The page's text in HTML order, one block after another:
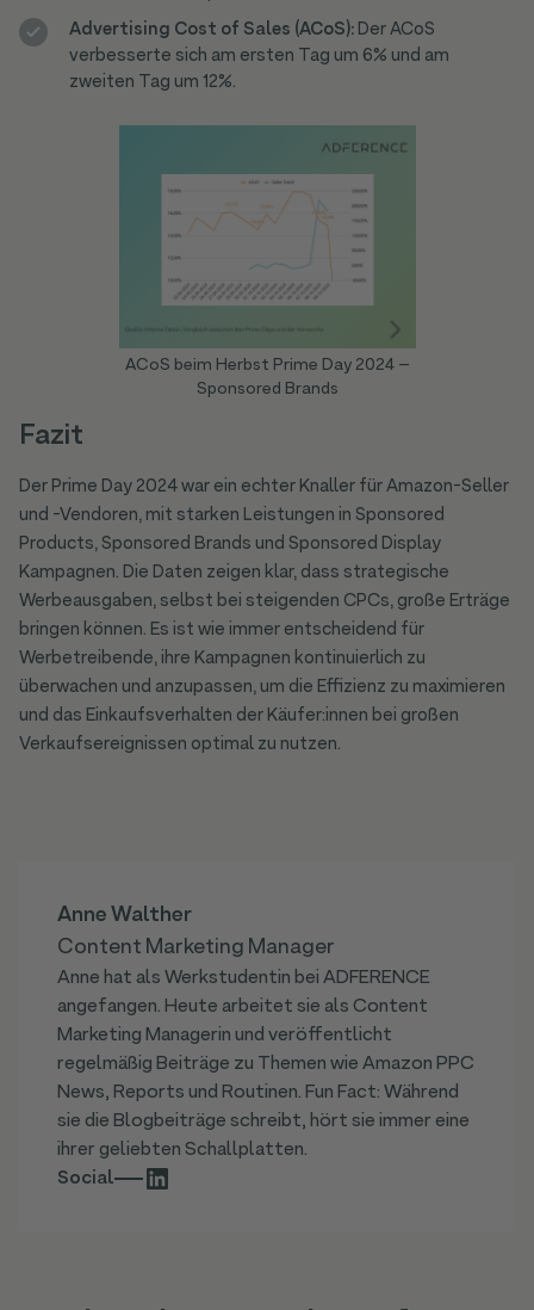
Advertising Cost of Sales (ACoS):Der ACoS
verbesserte sich am ersten Tag um 6% und am
zweiten Tag um 12%.
ACoS beim Herbst Prime Day 2024 –
Sponsored Brands
Fazit
Der Prime Day 2024 war ein echter Knaller für Amazon-Seller
und -Vendoren, mit starken Leistungen in Sponsored
Products, Sponsored Brands und Sponsored Display
Kampagnen. Die Daten zeigen klar, dass strategische
Werbeausgaben, selbst bei steigenden CPCs, große Erträge
bringen können. Es ist wie immer entscheidend für
Werbetreibende, ihre Kampagnen kontinuierlich zu
überwachen und anzupassen, um die Effizienz zu maximieren
und das Einkaufsverhalten der Käufer:innen bei großen
Verkaufsereignissen optimal zu nutzen.
Anne Walther
Content Marketing Manager
Anne hat als Werkstudentin bei ADFERENCE
angefangen. Heute arbeitet sie als Content
Marketing Managerin und veröffentlicht
regelmäßig Beiträge zu Themen wie Amazon PPC
News, Reports und Routinen. Fun Fact: Während
sie die Blogbeiträge schreibt, hört sie immer eine
ihrer geliebten Schallplatten.
Social